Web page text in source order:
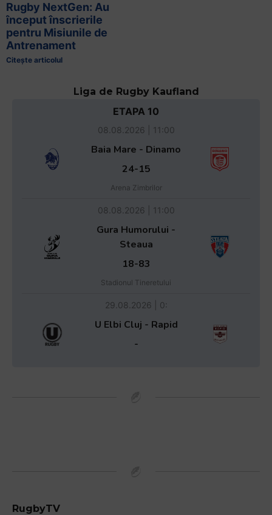
Rugby NextGen: Au
început înscrierile
pentru Misiunile de
Antrenament
Citește articolul
Liga de Rugby Kaufland
ETAPA 10
08.08.2026 | 11:00
Baia Mare - Dinamo
24-15
Arena Zimbrilor
08.08.2026 | 11:00
Gura Humorului -
Steaua
18-83
Stadionul Tineretului
29.08.2026 | 0:
U Elbi Cluj - Rapid
-
RugbyTV